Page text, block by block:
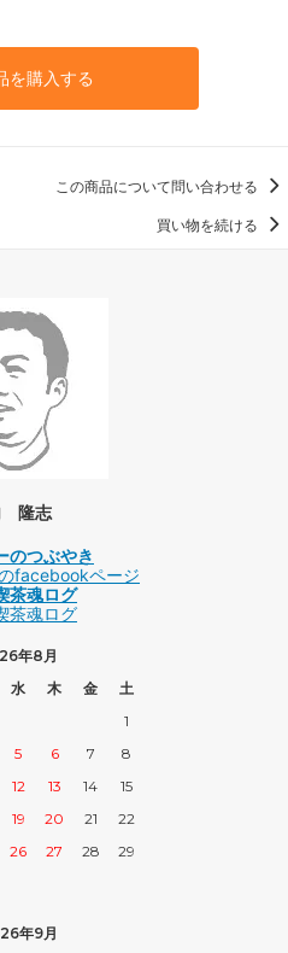
を購入する
この商品について問い合わせる
買い物を続ける
隆志
のつぶやき
facebookページ
茶魂ログ
茶魂ログ
年8月
水 木 金
土
1
5 6 7
8
12 13 14
15
19 20 21
22
26 27 28
29
年9月